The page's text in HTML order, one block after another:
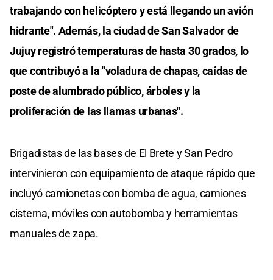
trabajando con helicóptero y está llegando un avión
hidrante". Además, la ciudad de San Salvador de
Jujuy registró temperaturas de hasta 30 grados, lo
que contribuyó a la "voladura de chapas, caídas de
poste de alumbrado público, árboles y la
proliferación de las llamas urbanas".
Brigadistas de las bases de El Brete y San Pedro
intervinieron con equipamiento de ataque rápido que
incluyó camionetas con bomba de agua, camiones
cisterna, móviles con autobomba y herramientas
manuales de zapa.